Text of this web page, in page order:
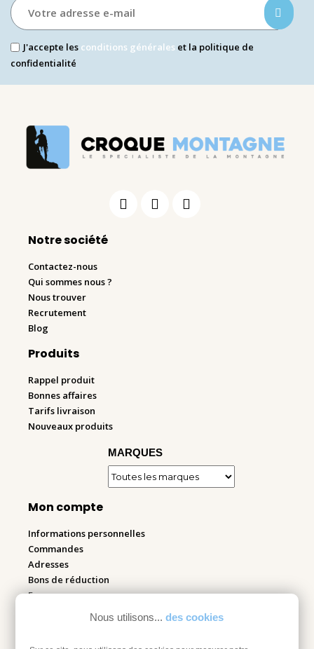
Nous utilisons... des cookies
J'accepte les conditions générales et la politique de
confidentialité
Notre société
Contactez-nous
Qui sommes nous ?
Nous trouver
Recrutement
Blog
Produits
Rappel produit
Bonnes affaires
Tarifs livraison
Nouveaux produits
MARQUES
Mon compte
Informations personnelles
Commandes
Adresses
Bons de réduction
Espace pro